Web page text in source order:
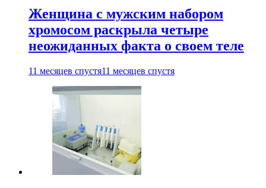
Женщина с мужским набором
хромосом раскрыла четыре
неожиданных факта о своем теле
11 месяцев спустя11 месяцев спустя